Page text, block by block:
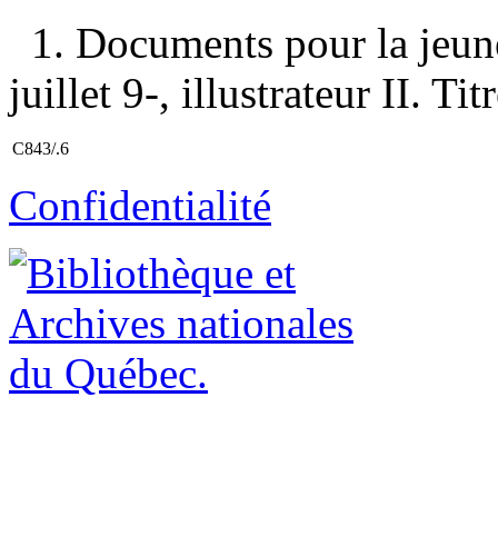
1. Documents pour la
juillet 9-, illustrateur II.
C843/.6
Confidentialité